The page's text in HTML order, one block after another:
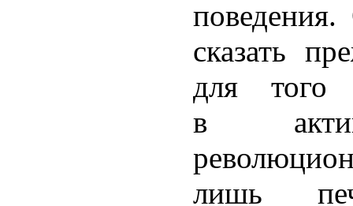
сказать
для того
в
лишь